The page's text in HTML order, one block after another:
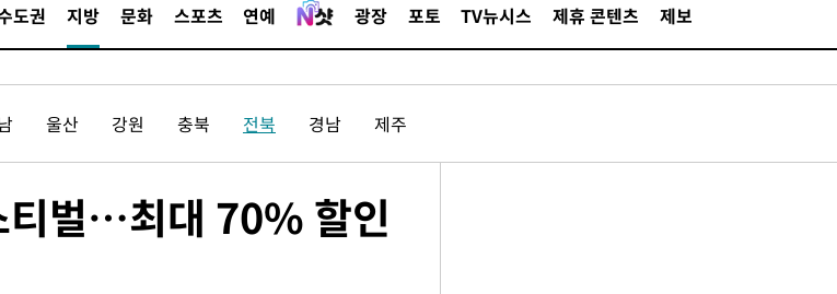
도권 지방 문화 스포츠 연예 광장 포토 TV뉴시스 제휴 콘텐츠 제보
울산 강원 충북 전북 경남 제주
티벌…최대 70% 할인